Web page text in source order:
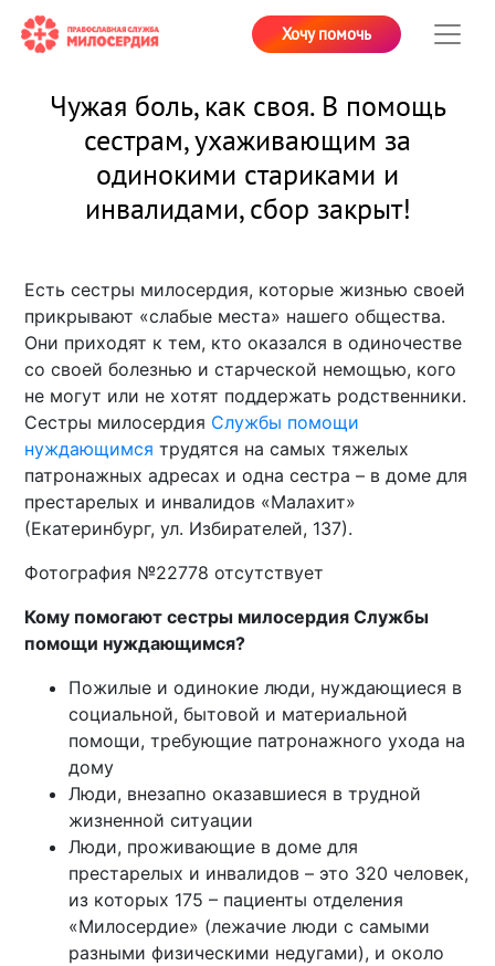
Хочу помочь
Чужая боль, как своя. В помощь
сестрам, ухаживающим за
одинокими стариками и
инвалидами, сбор закрыт!
Есть сестры милосердия, которые жизнью своей
прикрывают «слабые места» нашего общества.
Они приходят к тем, кто оказался в одиночестве
со своей болезнью и старческой немощью, кого
не могут или не хотят поддержать родственники.
Сестры милосердия Службы помощи
нуждающимся трудятся на самых тяжелых
патронажных адресах и одна сестра – в доме для
престарелых и инвалидов «Малахит»
(Екатеринбург, ул. Избирателей, 137).
Фотография №22778 отсутствует
Кому помогают сестры милосердия Службы
помощи нуждающимся?
Пожилые и одинокие люди, нуждающиеся в
социальной, бытовой и материальной
помощи, требующие патронажного ухода на
дому
Люди, внезапно оказавшиеся в трудной
жизненной ситуации
Люди, проживающие в доме для
престарелых и инвалидов – это 320 человек,
из которых 175 – пациенты отделения
«Милосердие» (лежачие люди с самыми
разными физическими недугами), и около